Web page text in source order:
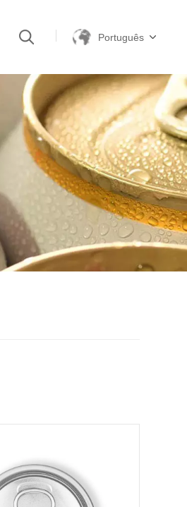
Português